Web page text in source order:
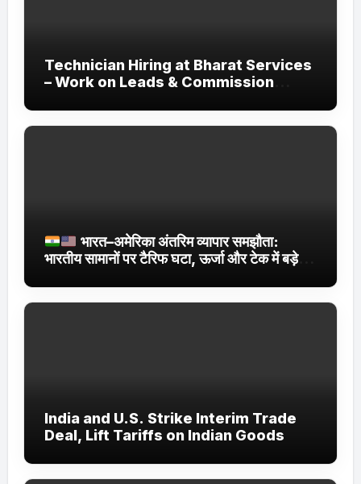
Technician Hiring at Bharat Services
– Work on Leads & Commission
भारत–अमेरिका अंतरिम व्यापार समझौता:
भारतीय सामानों पर टैरिफ घटा, ऊर्जा और टेक में बड़े
India and U.S. Strike Interim Trade
Deal, Lift Tariffs on Indian Goods